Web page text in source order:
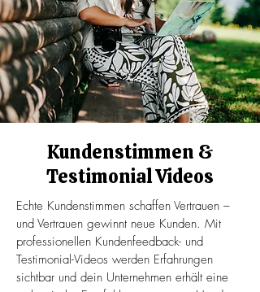
Kundenstimmen &
Testimonial Videos
Echte Kundenstimmen schaffen Vertrauen –
und Vertrauen gewinnt neue Kunden. Mit
professionellen Kundenfeedback- und
Testimonial-Videos werden Erfahrungen
sichtbar und dein Unternehmen erhält eine